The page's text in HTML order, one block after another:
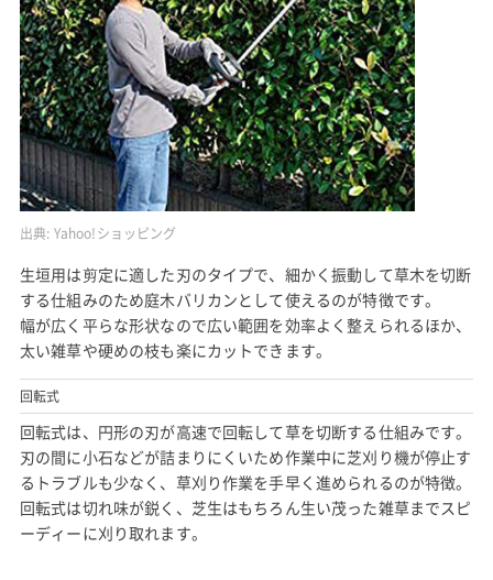
出典: Yahoo!ショッピング
生垣用は剪定に適した刃のタイプで、細かく振動して草木を切断
する仕組みのため庭木バリカンとして使えるのが特徴です。
幅が広く平らな形状なので広い範囲を効率よく整えられるほか、
太い雑草や硬めの枝も楽にカットできます。
回転式
回転式は、円形の刃が高速で回転して草を切断する仕組みです。
刃の間に小石などが詰まりにくいため作業中に芝刈り機が停止す
るトラブルも少なく、草刈り作業を手早く進められるのが特徴。
回転式は切れ味が鋭く、芝生はもちろん生い茂った雑草までスピ
ーディーに刈り取れます。